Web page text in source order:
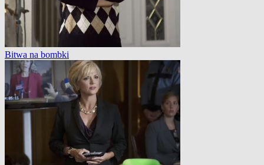
Bitwa na bombki